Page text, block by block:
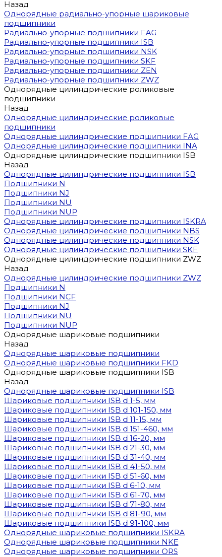
Назад
Однорядные радиально-упорные шариковые
подшипники
Радиально-упорные подшипники FAG
Радиально-упорные подшипники ISB
Радиально-упорные подшипники NSK
Радиально-упорные подшипники SKF
Радиально-упорные подшипники ZEN
Радиально-упорные подшипники ZWZ
Однорядные цилиндрические роликовые
подшипники
Назад
Однорядные цилиндрические роликовые
подшипники
Однорядные цилиндрические подшипники FAG
Однорядные цилиндрические подшипники INA
Однорядные цилиндрические подшипники ISB
Назад
Однорядные цилиндрические подшипники ISB
Подшипники N
Подшипники NJ
Подшипники NU
Подшипники NUP
Однорядные цилиндрические подшипники ISKRA
Однорядные цилиндрические подшипники NBS
Однорядные цилиндрические подшипники NSK
Однорядные цилиндрические подшипники SKF
Однорядные цилиндрические подшипники ZWZ
Назад
Однорядные цилиндрические подшипники ZWZ
Подшипники N
Подшипники NCF
Подшипники NJ
Подшипники NU
Подшипники NUP
Однорядные шариковые подшипники
Назад
Однорядные шариковые подшипники
Однорядные шариковые подшипники FKD
Однорядные шариковые подшипники ISB
Назад
Однорядные шариковые подшипники ISB
Шариковые подшипники ISB d 1-5, мм
Шариковые подшипники ISB d 101-150, мм
Шариковые подшипники ISB d 11-15, мм
Шариковые подшипники ISB d 151-460, мм
Шариковые подшипники ISB d 16-20, мм
Шариковые подшипники ISB d 21-30, мм
Шариковые подшипники ISB d 31-40, мм
Шариковые подшипники ISB d 41-50, мм
Шариковые подшипники ISB d 51-60, мм
Шариковые подшипники ISB d 6-10, мм
Шариковые подшипники ISB d 61-70, мм
Шариковые подшипники ISB d 71-80, мм
Шариковые подшипники ISB d 81-90, мм
Шариковые подшипники ISB d 91-100, мм
Однорядные шариковые подшипники ISKRA
Однорядные шариковые подшипники NKE
Однорядные шариковые подшипники ORS